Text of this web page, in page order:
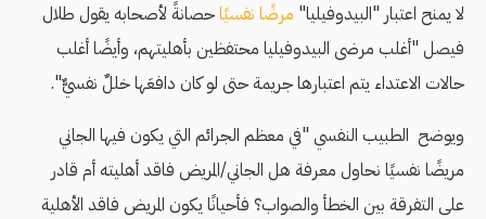
لا يمنح اعتبار "البيدوفيليا" مرضًا نفسيًاحصانةً لأصحابه يقول طلال
فيصل "أغلب مرضى البيدوفيليا محتفظين بأهليتهم، وأيضًا أغلب
حالات الاعتداء يتم اعتبارها جريمة حتى لو كان دافعَها خللٌ نفسيٌّ".
ويوضح الطبيب النفسي "في معظم الجرائم التي يكون فيها الجاني
مريضًا نفسيًا نحاول معرفة هل الجاني/المريض فاقد أهليته أم قادر
على التفرقة بين الخطأ والصواب؟ فأحيانًا يكون المريض فاقد الأهلية